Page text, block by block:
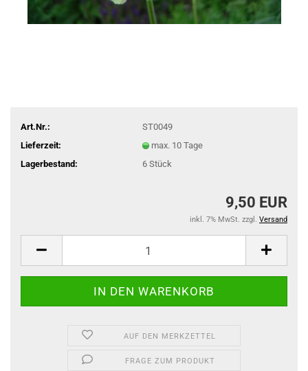
Art.Nr.:
ST0049
Lieferzeit:
max. 10 Tage
Lagerbestand:
6 Stück
9,50 EUR
inkl. 7% MwSt. zzgl. Versand
AUF DEN MERKZETTEL
FRAGE ZUM PRODUKT